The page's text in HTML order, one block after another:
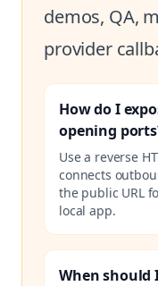
demos, QA,
provider
How do I
opening
Use a reverse
connects
the public URL
local app.
When should